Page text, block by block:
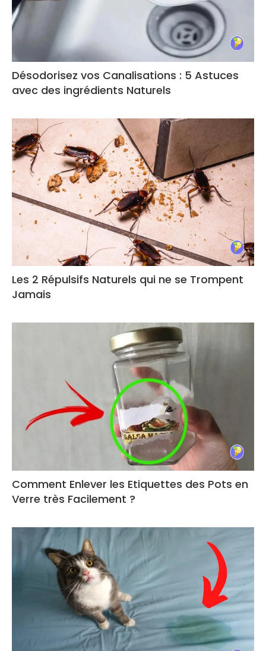
Désodorisez vos Canalisations : 5 Astuces
avec des ingrédients Naturels
Les 2 Répulsifs Naturels qui ne se Trompent
Jamais
Comment Enlever les Etiquettes des Pots en
Verre très Facilement ?